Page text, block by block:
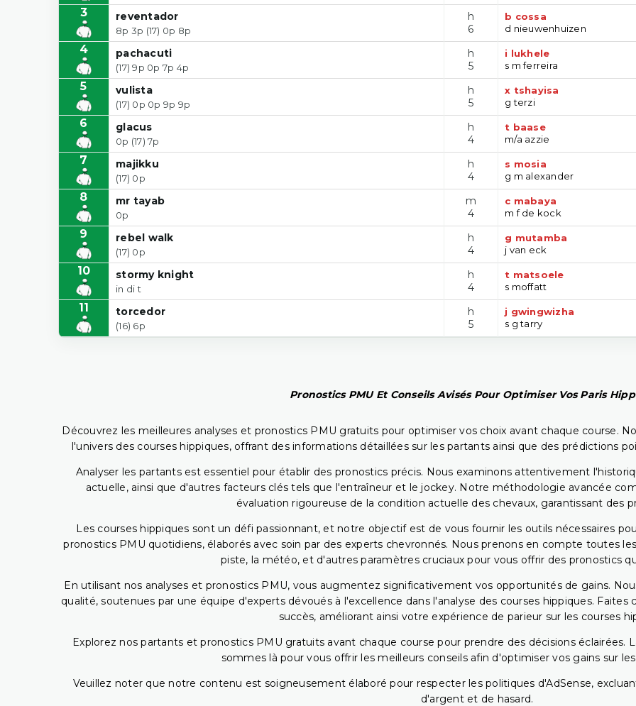
3 reventador
8p 3p (17) 0p 8p
h
6
b cossa
d nieuwenhuizen
4 pachacuti
(17) 9p 0p 7p 4p
h
5
i lukhele
s m ferreira
5 vulista
(17) 0p 0p 9p 9p
h
5
x tshayisa
g terzi
6 glacus
0p (17) 7p
h
4
t baase
m/a azzie
7 majikku
(17) 0p
h
4
s mosia
g m alexander
8 mr tayab
0p
m
4
c mabaya
m f de kock
9 rebel walk
(17) 0p
h
4
g mutamba
j van eck
10 stormy knight
in di t
h
4
t matsoele
s moffatt
11 torcedor
(16) 6p
h
5
j gwingwizha
s g tarry
Pronostics PMU Et Conseils Avisés Pour Optimiser Vos Paris
Découvrez les meilleures analyses et pronostics PMU gratuits pour optimiser vos choix avant chaque course.
l'univers des courses hippiques, offrant des informations détaillées sur les partants ainsi que des prédictions
Analyser les partants est essentiel pour établir des pronostics précis. Nous examinons attentivement
actuelle, ainsi que d'autres facteurs clés tels que l'entraîneur et le jockey. Notre méthodologie avancée
évaluation rigoureuse de la condition actuelle des chevaux, garantissant des
Les courses hippiques sont un défi passionnant, et notre objectif est de vous fournir les outils nécessaires
pronostics PMU quotidiens, élaborés avec soin par des experts chevronnés. Nous prenons en compte toutes
piste, la météo, et d'autres paramètres cruciaux pour vous offrir des pronostics
En utilisant nos analyses et pronostics PMU, vous augmentez significativement vos opportunités de gains.
qualité, soutenues par une équipe d'experts dévoués à l'excellence dans l'analyse des courses hippiques.
succès, améliorant ainsi votre expérience de parieur sur les courses
Explorez nos partants et pronostics PMU gratuits avant chaque course pour prendre des décisions éclairées.
sommes là pour vous offrir les meilleurs conseils afin d'optimiser vos gains sur
Veuillez noter que notre contenu est soigneusement élaboré pour respecter les politiques d'AdSense,
d'argent et de hasard.